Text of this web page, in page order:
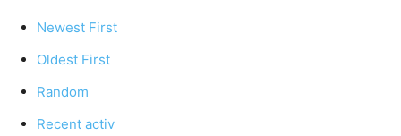
Newest First
Oldest First
Random
Recent activ